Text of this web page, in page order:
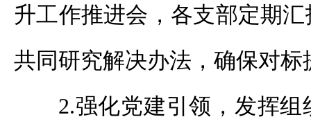
升工作推进会，各支部定期
共同研究解决办法，确保对
2.强化党建引领，发挥